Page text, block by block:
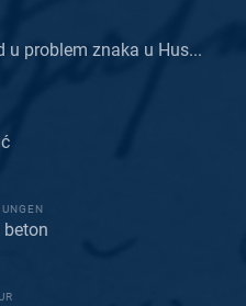
u problem znaka u Hus...